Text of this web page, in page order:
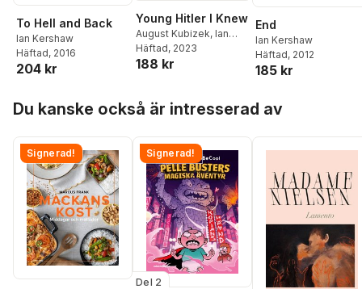
To Hell and Back
Ian Kershaw
Häftad, 2016
204 kr
Young Hitler I Knew
August Kubizek, Ian
Kershaw
Häftad, 2023
188 kr
End
Ian Kershaw
Häftad, 2012
185 kr
Du kanske också är intresserad av
Signerad! Signerad!
Del 2